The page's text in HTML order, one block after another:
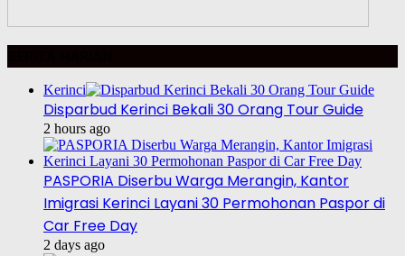
Kerinci
Disparbud Kerinci Bekali 30 Orang Tour Guide
2 hours ago
PASPORIA Diserbu Warga Merangin, Kantor
Imigrasi Kerinci Layani 30 Permohonan Paspor di
Car Free Day
2 days ago